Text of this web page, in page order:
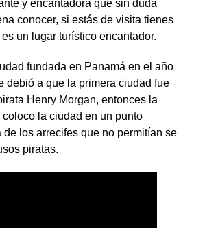
y encantadora que sin duda
conocer, si estás de visita tienes
un lugar turístico encantador.
fundada en Panamá en el año
debió a que la primera ciudad fue
Henry Morgan, entonces la
la ciudad en un punto
de los arrecifes que no permitían se
piratas.